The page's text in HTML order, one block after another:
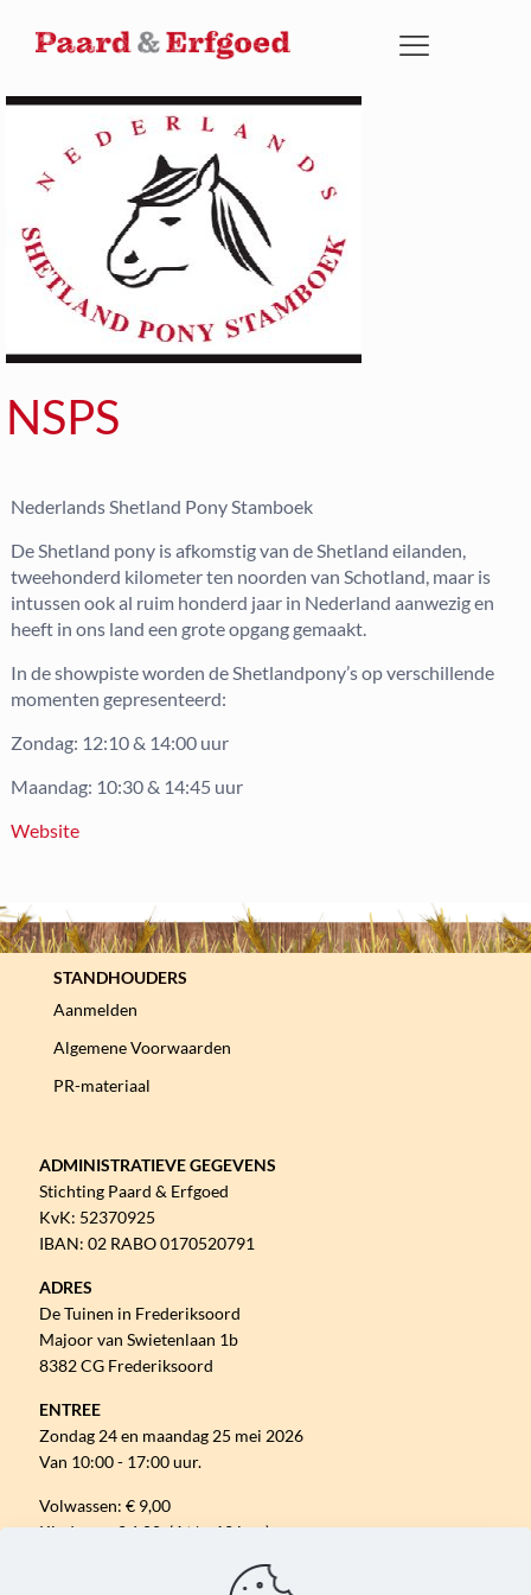
NSPS
Nederlands Shetland Pony Stamboek
De Shetland pony is afkomstig van de Shetland eilanden,
tweehonderd kilometer ten noorden van Schotland, maar is
intussen ook al ruim honderd jaar in Nederland aanwezig en
heeft in ons land een grote opgang gemaakt.
In de showpiste worden de Shetlandpony’s op verschillende
momenten gepresenteerd:
Zondag: 12:10 & 14:00 uur
Maandag: 10:30 & 14:45 uur
Website
STANDHOUDERS
Aanmelden
Algemene Voorwaarden
PR-materiaal
ADMINISTRATIEVE GEGEVENS
Stichting Paard & Erfgoed
KvK: 52370925
IBAN: 02 RABO 0170520791
ADRES
De Tuinen in Frederiksoord
Majoor van Swietenlaan 1b
8382 CG Frederiksoord
ENTREE
Zondag 24 en maandag 25 mei 2026
Van 10:00 - 17:00 uur.
Volwassen: € 9,00
Kinderen: € 6,00 (4 t/m 12 jaar)